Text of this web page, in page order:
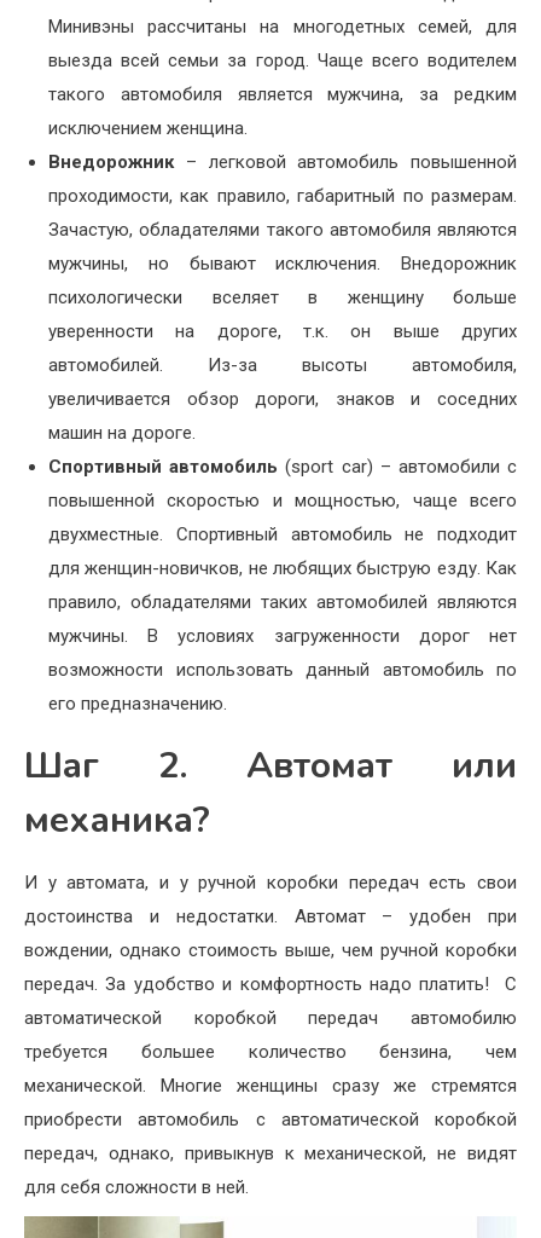
Минивэны рассчитаны на многодетных семей, для
выезда всей семьи за город. Чаще всего водителем
такого автомобиля является мужчина, за редким
исключением женщина.
Внедорожник– легковой автомобиль повышенной
проходимости, как правило, габаритный по размерам.
Зачастую, обладателями такого автомобиля являются
мужчины, но бывают исключения. Внедорожник
психологически вселяет в женщину больше
уверенности на дороге, т.к. он выше других
автомобилей. Из-за высоты автомобиля,
увеличивается обзор дороги, знаков и соседних
машин на дороге.
Спортивный автомобиль(sport car) – автомобили с
повышенной скоростью и мощностью, чаще всего
двухместные. Спортивный автомобиль не подходит
для женщин-новичков, не любящих быструю езду. Как
правило, обладателями таких автомобилей являются
мужчины. В условиях загруженности дорог нет
возможности использовать данный автомобиль по
его предназначению.
Шаг 2. Автомат или
механика?
И у автомата, и у ручной коробки передач есть свои
достоинства и недостатки. Автомат – удобен при
вождении, однако стоимость выше, чем ручной коробки
передач. За удобство и комфортность надо платить! С
автоматической коробкой передач автомобилю
требуется большее количество бензина, чем
механической. Многие женщины сразу же стремятся
приобрести автомобиль с автоматической коробкой
передач, однако, привыкнув к механической, не видят
для себя сложности в ней.